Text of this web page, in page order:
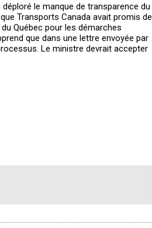
le manque de transparence du
Transports Canada avait promis de
Québec pour les démarches
que dans une lettre envoyée par
Le ministre devrait accepter